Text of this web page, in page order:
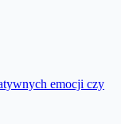
emocji czy